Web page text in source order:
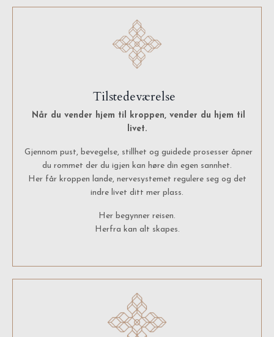
Tilstedeværelse
Når du vender hjem til kroppen, vender du hjem til
livet.
Gjennom pust, bevegelse, stillhet og guidede prosesser åpner
du rommet der du igjen kan høre din egen sannhet.
Her får kroppen lande, nervesystemet regulere seg og det
indre livet ditt mer plass.
Her begynner reisen.
Herfra kan alt skapes.